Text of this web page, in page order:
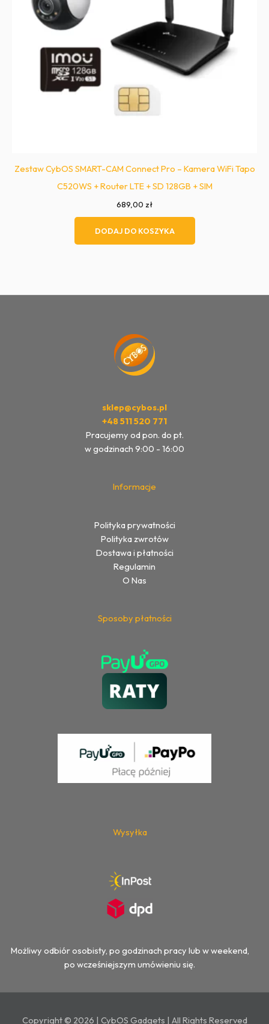
Zestaw CybOS SMART-CAM Connect Pro – Kamera WiFi Tapo
C520WS + Router LTE + SD 128GB + SIM
689,00 zł
DODAJ DO KOSZYKA
sklep@cybos.pl
+48 511 520 771
Pracujemy od pon. do pt.
w godzinach 9:00 - 16:00
Informacje
Polityka prywatności
Polityka zwrotów
Dostawa i płatności
Regulamin
O Nas
Sposoby płatności
Wysyłka
Możliwy odbiór osobisty, po godzinach pracy lub w weekend,
po wcześniejszym umówieniu się.
Copyright © 2026 | CybOS Gadgets | All Rights Reserved